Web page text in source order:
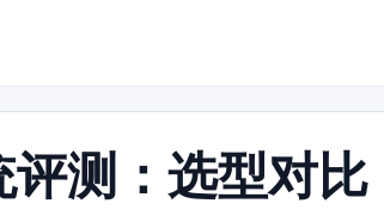
测：选型对比